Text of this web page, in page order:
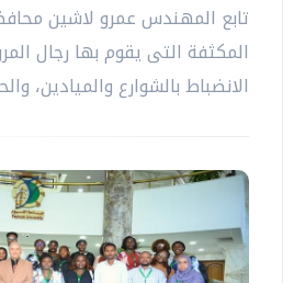
تابع المهندس عمرو لاشين
المكثفة التى يقوم بها رجال
الانضباط بالشوارع والميادين،